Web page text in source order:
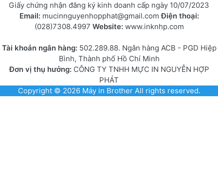
Giấy chứng nhận đăng ký kinh doanh cấp ngày 10/07/2023
Email: mucinnguyenhopphat@gmail.comĐiện thoại:
(028)7308.4997 Website: www.inknhp.com
Tài khoản ngân hàng: 502.289.88. Ngân hàng ACB - PGD Hiệp
Bình, Thành phố Hồ Chí Minh
Đơn vị thụ hưởng:CÔNG TY TNHH MỰC IN NGUYỄN HỢP
PHÁT
Copyright © 2026 Máy in BrotherAll rights reserved.